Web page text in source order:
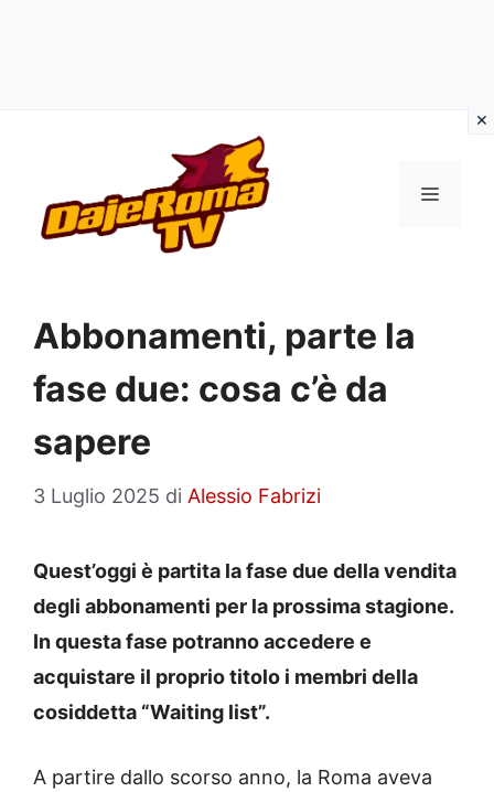
contenuto
MENU
Abbonamenti, parte la
fase due: cosa c’è da
sapere
3 Luglio 2025 di Alessio Fabrizi
Quest’oggi è partita la fase due della vendita
degli abbonamenti per la prossima stagione.
In questa fase potranno accedere e
acquistare il proprio titolo i membri della
cosiddetta “Waiting list”.
A partire dallo scorso anno, la Roma aveva